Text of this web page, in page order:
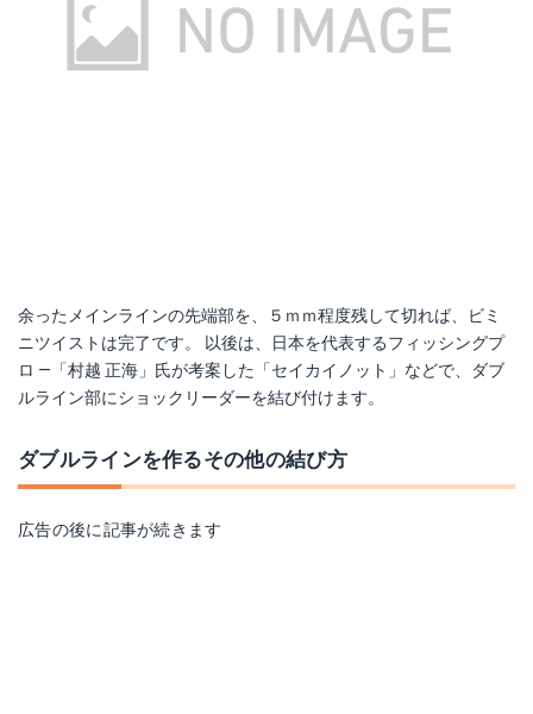
余ったメインラインの先端部を、５ｍｍ程度残して切れば、ビミ
ニツイストは完了です。 以後は、日本を代表するフィッシングプ
ロ ―「村越 正海」氏が考案した「セイカイノット」などで、ダブ
ルライン部にショックリーダーを結び付けます。
ダブルラインを作るその他の結び方
広告の後に記事が続きます